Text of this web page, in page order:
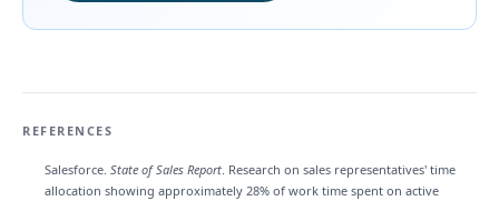
REFERENCES
Salesforce. State of Sales Report. Research on sales representatives' time
allocation showing approximately 28% of work time spent on active